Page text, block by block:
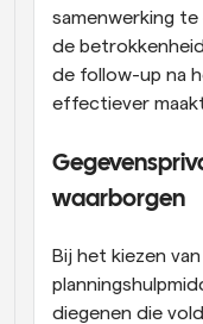
samenwerking
de
de follow-up na
effectiever
waarborgen
Bij het kiezen
diegenen die